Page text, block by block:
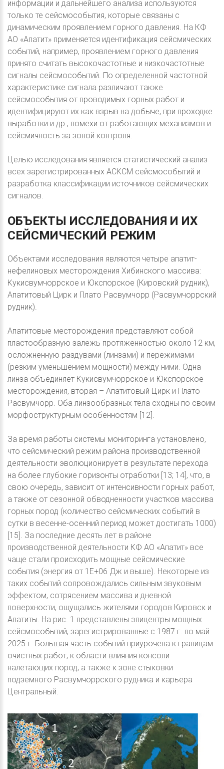
информации и дальнейшего анализа используются
только те сейсмособытия, которые связаны с
динамическим проявлением горного давления. На КФ
АО «Апатит» применяется идентификация сейсмических
событий, например, проявлением горного давления
принято считать высокочастотные и низкочастотные
сигналы сейсмособытий. По определенной частотной
характеристике сигнала различают также
сейсмособытия от проводимых горных работ и
идентифицируют их как взрыв на добыче, при проходке
выработки и др., помехи от работающих механизмов и
сейсмичность за зоной контроля.
Целью исследования является статистический анализ
всех зарегистрированных АСКСМ сейсмособытий и
разработка классификации источников сейсмических
сигналов.
ОБЪЕКТЫ ИССЛЕДОВАНИЯ И ИХ
СЕЙСМИЧЕСКИЙ РЕЖИМ
Объектами исследования являются четыре апатит-
нефелиновых месторождения Хибинского массива:
Кукисвумчоррское и Юкспорское (Кировский рудник),
Апатитовый Цирк и Плато Расвумчорр (Расвумчоррский
рудник).
Апатитовые месторождения представляют собой
пластообразную залежь протяженностью около 12 км,
осложненную раздувами (линзами) и пережимами
(резким уменьшением мощности) между ними. Одна
линза объединяет Кукисвумчоррское и Юкспорское
месторождения, вторая – Апатитовый Цирк и Плато
Расвумчорр. Оба линзообразных тела сходны по своим
морфоструктурным особенностям [12].
За время работы системы мониторинга установлено,
что сейсмический режим района производственной
деятельности эволюционирует в результате перехода
на более глубокие горизонты отработки [13; 14], что, в
свою очередь, зависит от интенсивности горных работ,
а также от сезонной обводненности участков массива
горных пород (количество сейсмических событий в
сутки в весенне-осенний период может достигать 1000)
[15]. За последние десять лет в районе
производственной деятельности КФ АО «Апатит» все
чаще стали происходить мощные сейсмические
события (энергия от 1E+06 Дж и выше). Некоторые из
таких событий сопровождались сильным звуковым
эффектом, сотрясением массива и дневной
поверхности, ощущались жителями городов Кировск и
Апатиты. На рис. 1 представлены эпицентры мощных
сейсмособытий, зарегистрированные с 1987 г. по май
2025 г. Большая часть событий приурочена к границам
очистных работ, к области влияния консоли
налетающих пород, а также к зоне стыковки
подземного Расвумчоррского рудника и карьера
Центральный.